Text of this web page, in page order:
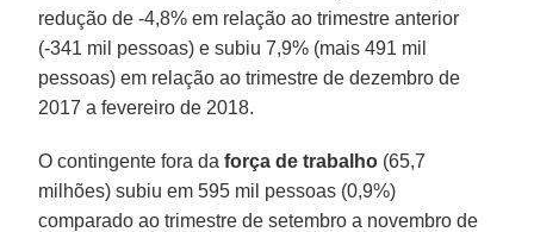
redução de -4,8% em relação ao trimestre anterior
(-341 mil pessoas) e subiu 7,9% (mais 491 mil
pessoas) em relação ao trimestre de dezembro de
2017 a fevereiro de 2018.
O contingente fora daforça de trabalho (65,7
milhões) subiu em 595 mil pessoas (0,9%)
comparado ao trimestre de setembro a novembro de